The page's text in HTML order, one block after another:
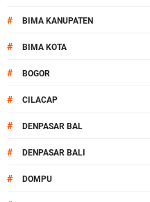
# BIMA KANUPATEN
# BIMA KOTA
# BOGOR
# CILACAP
# DENPASAR BAL
# DENPASAR BALI
# DOMPU